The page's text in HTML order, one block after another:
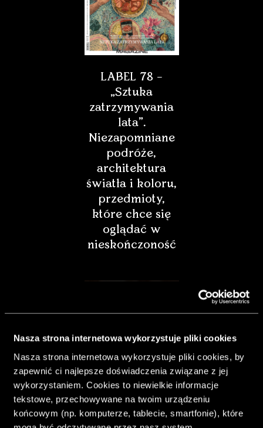
Nasza strona internetowa wykorzystuje pliki cookies
Nasza strona internetowa wykorzystuje pliki cookies, by
zapewnić ci najlepsze doświadczenia związane z jej
wykorzystaniem. Cookies to niewielkie informacje
tekstowe, przechowywane na twoim urządzeniu
końcowym (np. komputerze, tablecie, smartfonie), które
LABEL 78 –
„Sztuka
zatrzymywania
lata”.
Niezapomniane
podróże,
architektura
światła i koloru,
przedmioty,
które chce się
oglądać w
nieskończoność
& Living 40.